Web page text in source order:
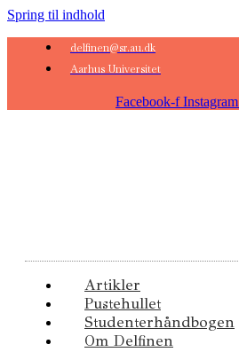
Spring til indhold
delfinen@sr.au.dk
Aarhus Universitet
Facebook-f Instagram
Artikler
Pustehullet
Studenterhåndbogen
Om Delfinen